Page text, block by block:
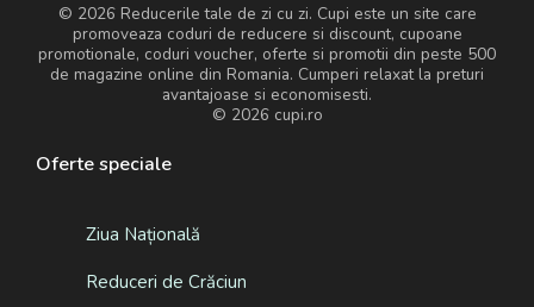
© 2026 Reducerile tale de zi cu zi. Cupi este un site care
promoveaza coduri de reducere si discount, cupoane
promotionale, coduri voucher, oferte si promotii din peste 500
de magazine online din Romania. Cumperi relaxat la preturi
avantajoase si economisesti.
© 2026 cupi.ro
Oferte speciale
Ziua Națională
Reduceri de Crăciun